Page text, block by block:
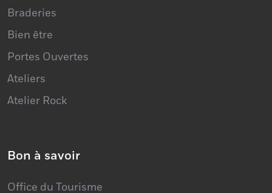
Bien être
Portes Ouvertes
Ateliers
Atelier Rock
Parkings